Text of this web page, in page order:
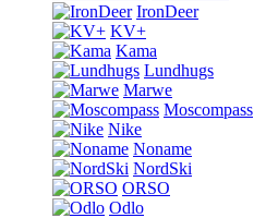
IronDeer
KV+
Kama
Lundhugs
Marwe
Moscompass
Nike
Noname
NordSki
ORSO
Odlo